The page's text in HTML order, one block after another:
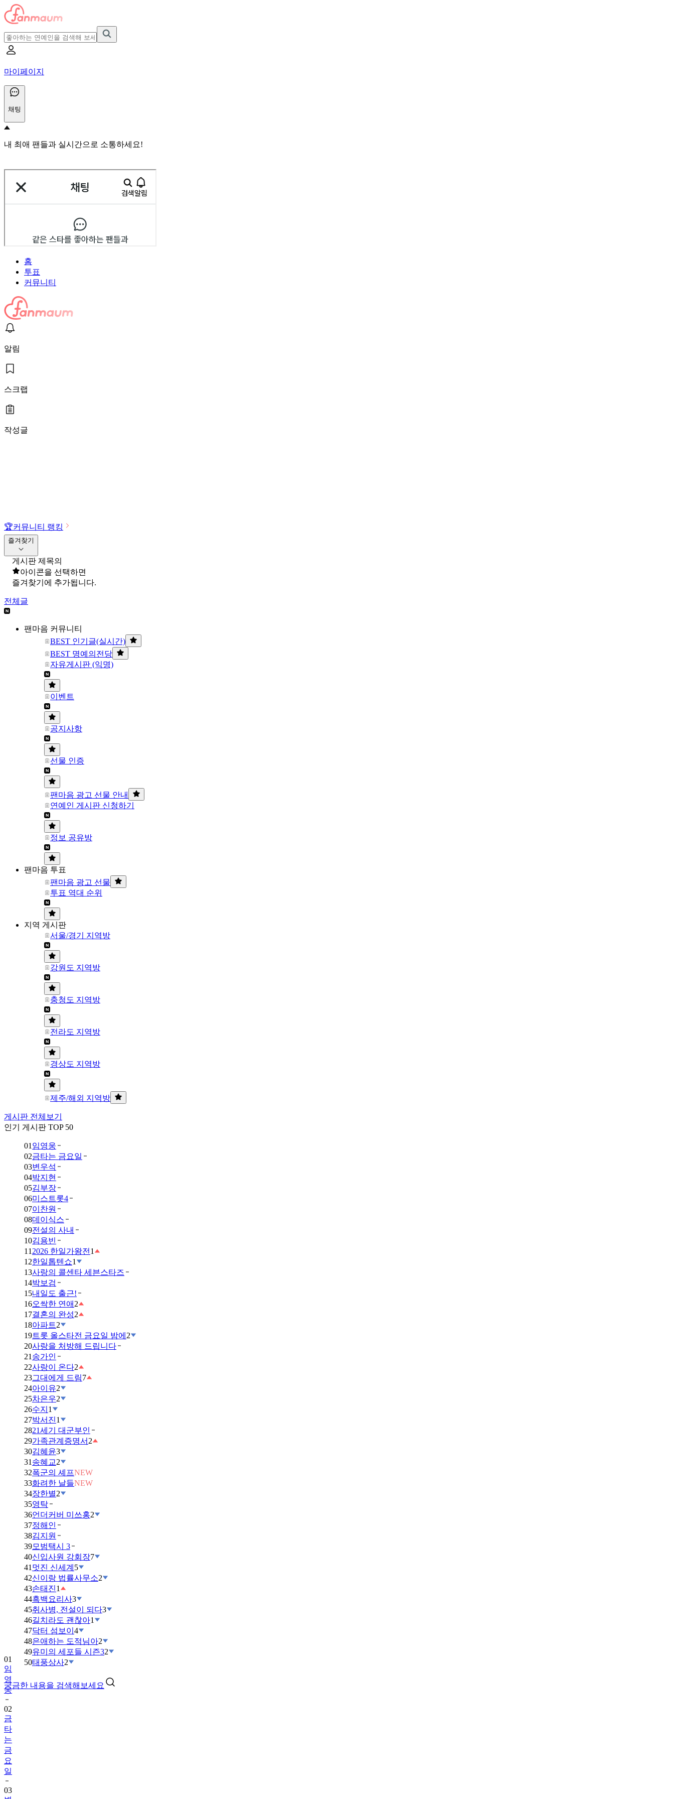
마이페이지
채팅
내 최애 팬들과 실시간으로 소통하세요!
홈
투표
커뮤니티
알림
스크랩
작성글
🏆커뮤니티 랭킹
즐겨찾기
게시판 제목의
아이콘을 선택하면
즐겨찾기에 추가됩니다.
전체글
팬마음 커뮤니티
BEST 인기글(실시간)
BEST 명예의전당
자유게시판 (익명)
이벤트
공지사항
선물 인증
팬마음 광고 선물 안내
연예인 게시판 신청하기
정보 공유방
팬마음 투표
팬마음 광고 선물
투표 역대 순위
지역 게시판
서울/경기 지역방
강원도 지역방
충청도 지역방
전라도 지역방
경상도 지역방
제주/해외 지역방
게시판 전체보기
인기 게시판 TOP 50
01 임영웅
02금타는 금요일
03변우석
04박지현
05김부장
06미스트롯4
07이찬원
08데이식스
09전설의 사내
10김용빈
11 2026 한일가왕전 1
12한일톱텐쇼1
13사랑의 콜센타 세븐스타즈
14박보검
15내일도 출근!
16오싹한 연애 2
17결혼의 완성2
18아파트2
19트롯 올스타전 금요일 밤에 2
20사랑을 처방해 드립니다
21 송가인
22사랑이 온다2
23그대에게 드림7
24아이유2
25차은우2
26수지 1
27박서진1
2821세기 대군부인
29가족관계증명서 2
30김혜윤3
31 송혜교2
32폭군의 셰프NEW
33화려한 날들NEW
34장한별2
35영탁
36언더커버 미쓰홍2
37정해인
38김지원
39모범택시 3
40신입사원 강회장7
41 멋진 신세계 5
42신이랑 법률사무소2
43손태진1
44흑백요리사3
45취사병, 전설이 되다3
46길치라도 괜찮아1
47닥터 섬보이 4
48은애하는 도적님아2
49유미의 세포들 시즌32
50태풍상사2
궁금한 내용을 검색해보세요
01
임
영
웅
02
금
타
는
금
요
일
03